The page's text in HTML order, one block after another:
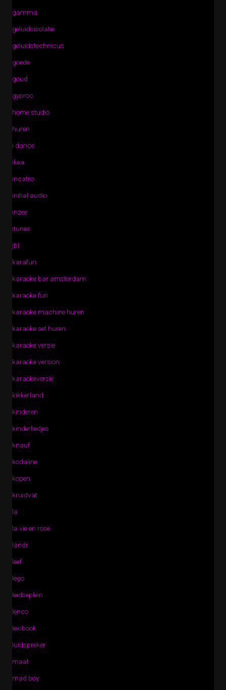
gamma
geluidsisolatie
geluidstechnicus
goede
goud
gyproc
home studio
huren
i dance
ikea
incatro
initial audio
inzee
itunes
jbl
karafun
karaoke bar amsterdam
karaoke fun
karaoke machine huren
karaoke set huren
karaoke versie
karaoke version
karaokeversie
kikkerland
kinderen
kinderliedjes
knauf
kodaline
kopen
kruidvat
la
la vie en rose
landr
leef
lego
leidseplein
lenco
lexibook
luidspreker
maat
mad boy